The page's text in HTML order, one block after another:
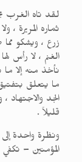
لقد تاه الغرب
ثماره المريرة
زرع ، ويشكو
الغنم ، لا رأس
نأخذ منه إلا ما
ما يتعلق بتفتيق
الجد والاجتهاد
قليلاً .
ونظرة واحدة إلى
المؤمنين –